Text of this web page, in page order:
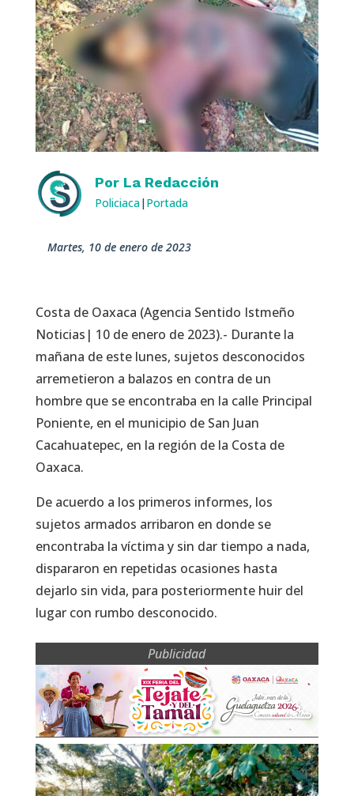
Por La Redacción
Policiaca| Portada
martes, 10 de enero de 2023
Costa de Oaxaca (Agencia Sentido Istmeño
Noticias| 10 de enero de 2023).- Durante la
mañana de este lunes, sujetos desconocidos
arremetieron a balazos en contra de un
hombre que se encontraba en la calle Principal
Poniente, en el municipio de San Juan
Cacahuatepec, en la región de la Costa de
Oaxaca.
De acuerdo a los primeros informes, los
sujetos armados arribaron en donde se
encontraba la víctima y sin dar tiempo a nada,
dispararon en repetidas ocasiones hasta
dejarlo sin vida, para posteriormente huir del
lugar con rumbo desconocido.
Publicidad